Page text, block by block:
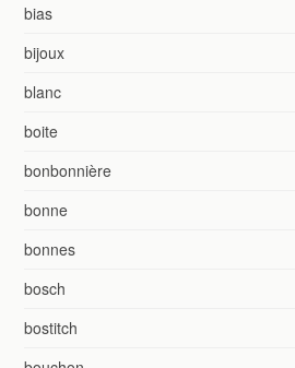
bias
bijoux
blanc
boite
bonbonnière
bonne
bonnes
bosch
bostitch